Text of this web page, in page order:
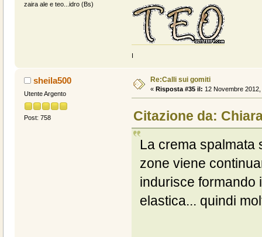
zaira ale e teo...idro (Bs)
I
sheila500
Utente Argento
Post: 758
Re:Calli sui gomiti
« Risposta #35 il: 12 Novembre
Citazione da:
La crema spalmata
zone viene
indurisce formando
elastica... quindi